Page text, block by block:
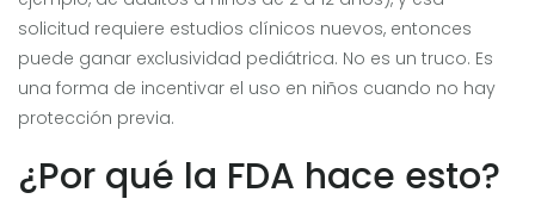
solicitud requiere estudios clínicos nuevos, entonces
puede ganar exclusividad pediátrica. No es un truco. Es
una forma de incentivar el uso en niños cuando no hay
protección previa.
¿Por qué la FDA hace esto?